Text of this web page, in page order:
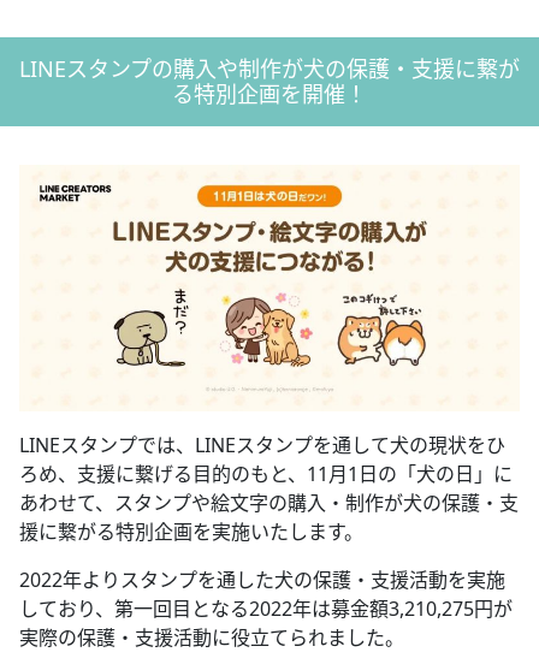
LINEスタンプの購入や制作が犬の保護・支援に繋が
る特別企画を開催！
LINEスタンプでは、LINEスタンプを通して犬の現状をひ
ろめ、支援に繋げる目的のもと、11月1日の「犬の日」に
あわせて、スタンプや絵文字の購入・制作が犬の保護・支
援に繋がる特別企画を実施いたします。
2022年よりスタンプを通した犬の保護・支援活動を実施
しており、第一回目となる2022年は募金額3,210,275円が
実際の保護・支援活動に役立てられました。